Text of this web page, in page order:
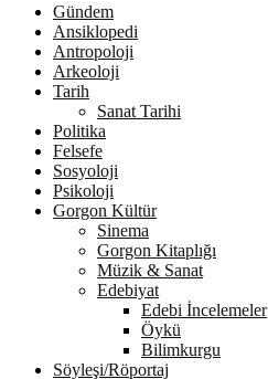
Gündem
Ansiklopedi
Antropoloji
Arkeoloji
Tarih
Sanat Tarihi
Politika
Felsefe
Sosyoloji
Psikoloji
Gorgon Kültür
Sinema
Gorgon Kitaplığı
Müzik & Sanat
Edebiyat
Edebi İncelemeler
Öykü
Bilimkurgu
Söyleşi/Röportaj